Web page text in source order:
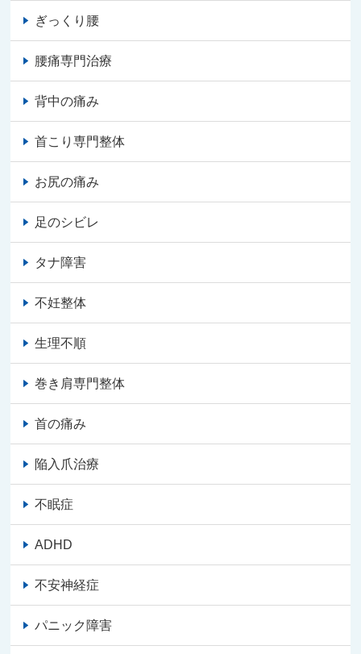
ぎっくり腰
腰痛専門治療
背中の痛み
首こり専門整体
お尻の痛み
足のシビレ
タナ障害
不妊整体
生理不順
巻き肩専門整体
首の痛み
陥入爪治療
不眠症
ADHD
不安神経症
パニック障害